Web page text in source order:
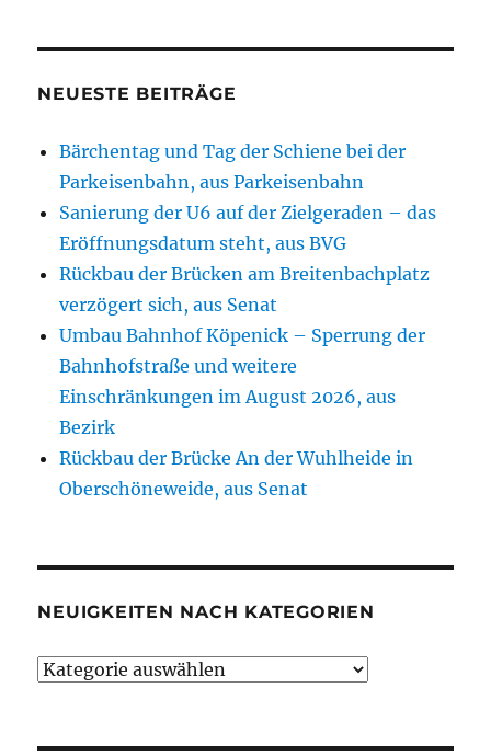
NEUESTE BEITRÄGE
Bärchentag und Tag der Schiene bei der
Parkeisenbahn, aus Parkeisenbahn
Sanierung der U6 auf der Zielgeraden – das
Eröffnungsdatum steht, aus BVG
Rückbau der Brücken am Breitenbachplatz
verzögert sich, aus Senat
Umbau Bahnhof Köpenick – Sperrung der
Bahnhofstraße und weitere
Einschränkungen im August 2026, aus
Bezirk
Rückbau der Brücke An der Wuhlheide in
Oberschöneweide, aus Senat
NEUIGKEITEN NACH KATEGORIEN
Neuigkeiten